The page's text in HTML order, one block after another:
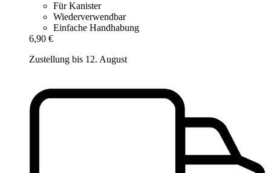
Für Kanister
Wiederverwendbar
Einfache Handhabung
6,90 €
Zustellung bis 12. August